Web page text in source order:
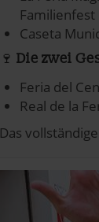
Familienfest
Caseta
🍷 Die zwei
Feria del
Real de la
Das